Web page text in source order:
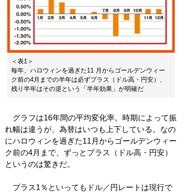
＜表1＞
毎年、ハロウィンを過ぎた11 月からゴールデンウィー
ク前の4月までの半年は必ずプラス（ドル高・円安）、
残り半年はその逆という「半年効果」が明確だ
グラフは16年間の平均変化率。時期によって振
れ幅は違うが、為替はいつも上下している。なの
にハロウィンを過ぎた11月からゴールデンウィー
ク前の4月まで、ずっとプラス（ドル高・円安）
というのは驚きだ。
プラス1％といってもドル／円レートは現行で